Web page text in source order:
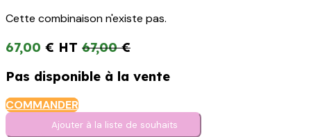
Cette combinaison n'existe pas.
67,00 € 67,00€
Pas disponible à la vente
COMMANDER
Ajouter à la liste de s​o​uh​aits